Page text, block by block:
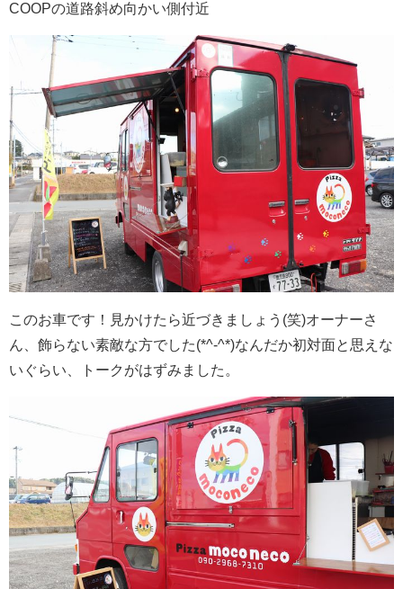
COOPの道路斜め向かい側付近
このお車です！見かけたら近づきましょう(笑)オーナーさ
ん、飾らない素敵な方でした(*^-^*)なんだか初対面と思えな
いぐらい、トークがはずみました。